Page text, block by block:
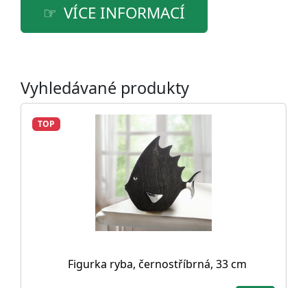
VÍCE INFORMACÍ
Vyhledávané produkty
TOP
Figurka ryba, černostříbrná, 33 cm